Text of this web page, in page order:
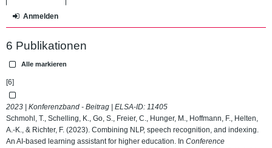
Anmelden
6 Publikationen
Alle markieren
[6]
2023 | Konferenzband - Beitrag | ELSA-ID: 11405
Schmohl, T., Schelling, K., Go, S., Freier, C., Hunger, M., Hoffmann, F., Helten,
A.-K., & Richter, F. (2023). Combining NLP, speech recognition, and indexing.
An AI-based learning assistant for higher education. In Conference